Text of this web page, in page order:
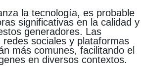
la tecnología, es probable
significativas en la calidad y
generadores. Las
redes sociales y plataformas
más comunes, facilitando el
en diversos contextos.